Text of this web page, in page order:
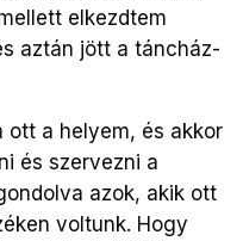
elkezdtem
aztán jött a táncház-
ott a helyem, és akkor
és szervezni a
azok, akik ott
voltunk. Hogy